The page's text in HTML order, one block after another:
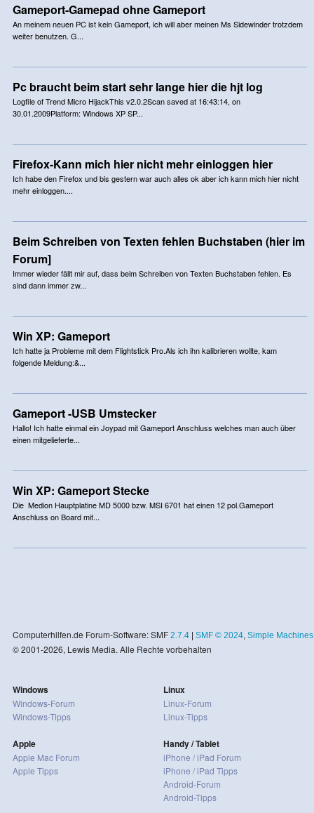
Gameport-Gamepad ohne Gameport
An meinem neuen PC ist kein Gameport, ich will aber meinen Ms Sidewinder trotzdem
weiter benutzen. G...
Pc braucht beim start sehr lange hier die hjt log
Logfile of Trend Micro HijackThis v2.0.2Scan saved at 16:43:14, on
30.01.2009Platform: Windows XP SP...
Firefox-Kann mich hier nicht mehr einloggen hier
Ich habe den Firefox und bis gestern war auch alles ok aber ich kann mich hier nicht
mehr einloggen....
Beim Schreiben von Texten fehlen Buchstaben (hier im
Forum]
Immer wieder fällt mir auf, dass beim Schreiben von Texten Buchstaben fehlen. Es
sind dann immer zw...
Win XP: Gameport
Ich hatte ja Probleme mit dem Flightstick Pro.Als ich ihn kalibrieren wollte, kam
folgende Meldung:&...
Gameport -USB Umstecker
Hallo! Ich hatte einmal ein Joypad mit Gameport Anschluss welches man auch über
einen mitgelieferte...
Win XP: Gameport Stecke
Die Medion Hauptplatine MD 5000 bzw. MSI 6701 hat einen 12 pol.Gameport
Anschluss on Board mit...
Computerhilfen.de Forum-Software: SMF 2.7.4| SMF © 2024, Simple Machines
© 2001-2026, Lewis Media. Alle Rechte vorbehalten
Windows
Windows-Forum
Windows-Tipps
Apple
Apple Mac Forum
Apple Tipps
Linux
Linux-Forum
Linux-Tipps
Handy / Tablet
iPhone / iPad Forum
iPhone / iPad Tipps
Android-Forum
Android-Tipps